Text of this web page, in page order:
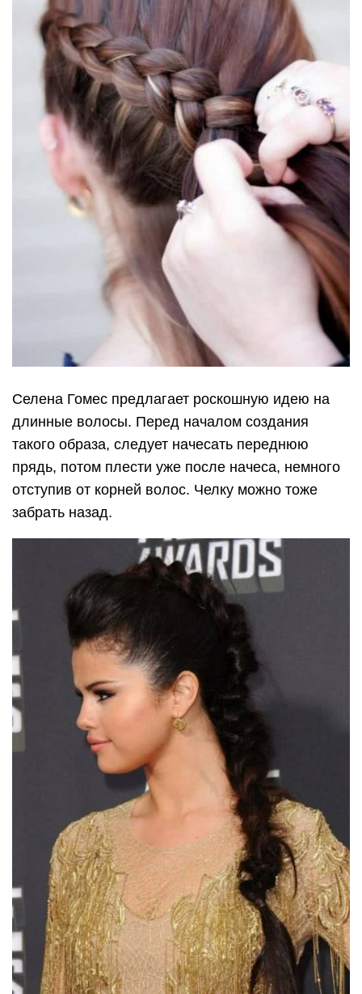
Селена Гомес предлагает роскошную идею на
длинные волосы. Перед началом создания
такого образа, следует начесать переднюю
прядь, потом плести уже после начеса, немного
отступив от корней волос. Челку можно тоже
забрать назад.